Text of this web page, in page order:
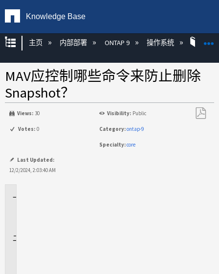
Knowledge Base
扩展/隐缩全局层次
主页 内部部署 ONTAP 9 操作系统
MAV应控制哪些命令来防止删除
Snapshot？
Views: 30 Visibility: Public
Votes: 0 Category:ontap-9
Specialty:core
Last Updated:
12/2/2024, 2:03:40 AM